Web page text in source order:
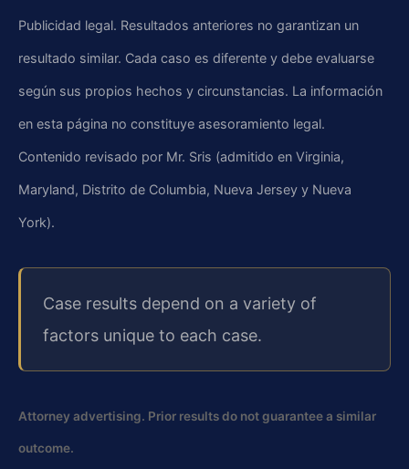
Publicidad legal. Resultados anteriores no garantizan un
resultado similar. Cada caso es diferente y debe evaluarse
según sus propios hechos y circunstancias. La información
en esta página no constituye asesoramiento legal.
Contenido revisado por Mr. Sris (admitido en Virginia,
Maryland, Distrito de Columbia, Nueva Jersey y Nueva
York).
Case results depend on a variety of
factors unique to each case.
Attorney advertising. Prior results do not guarantee a similar
outcome.